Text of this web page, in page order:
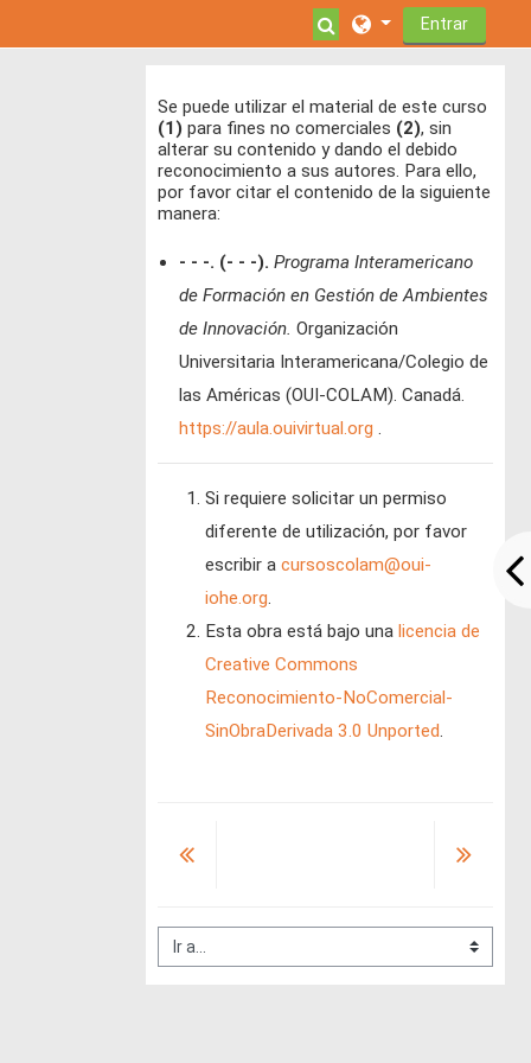
Selector de
Entrar
Se puede utilizar el material de este curso
(1)para fines no comerciales (2), sin
alterar su contenido y dando el debido
reconocimiento a sus autores. Para ello,
por favor citar el contenido de la siguiente
manera:
- - -. (- - -).Programa Interamericano
de Formación en Gestión de Ambientes
de Innovación. Organización
Universitaria Interamericana/Colegio de
las Américas (OUI-COLAM). Canadá.
https://aula.ouivirtual.org .
Si requiere solicitar un permiso
diferente de utilización, por favor
escribir acursoscolam@oui-
iohe.org.
Esta obra está bajo una licencia de
Creative Commons
Reconocimiento-NoComercial-
SinObraDerivada 3.0 Unported.
Ir a...